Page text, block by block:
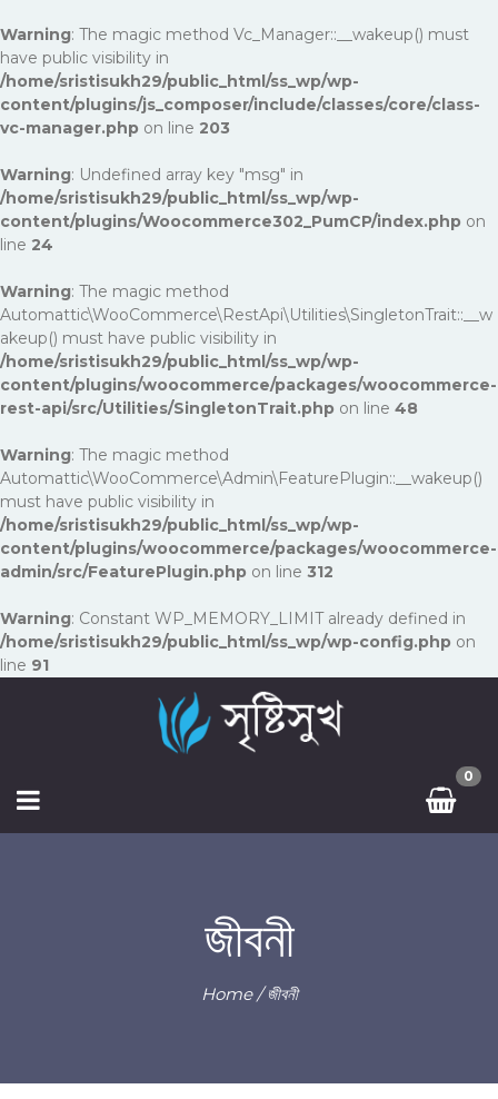
Warning: The magic method Vc_Manager::__wakeup() must
have public visibility in
/home/sristisukh29/public_html/ss_wp/wp-
content/plugins/js_composer/include/classes/core/class-
vc-manager.php on line 203
Warning: Undefined array key "msg" in
/home/sristisukh29/public_html/ss_wp/wp-
content/plugins/Woocommerce302_PumCP/index.php on
line 24
Warning: The magic method
Automattic\WooCommerce\RestApi\Utilities\SingletonTrait::__w
akeup() must have public visibility in
/home/sristisukh29/public_html/ss_wp/wp-
content/plugins/woocommerce/packages/woocommerce-
rest-api/src/Utilities/SingletonTrait.php on line 48
Warning: The magic method
Automattic\WooCommerce\Admin\FeaturePlugin::__wakeup()
must have public visibility in
/home/sristisukh29/public_html/ss_wp/wp-
content/plugins/woocommerce/packages/woocommerce-
admin/src/FeaturePlugin.php on line 312
Warning: Constant WP_MEMORY_LIMIT already defined in
/home/sristisukh29/public_html/ss_wp/wp-config.php on
line 91
0
জীবনী
Home/ জীবনী